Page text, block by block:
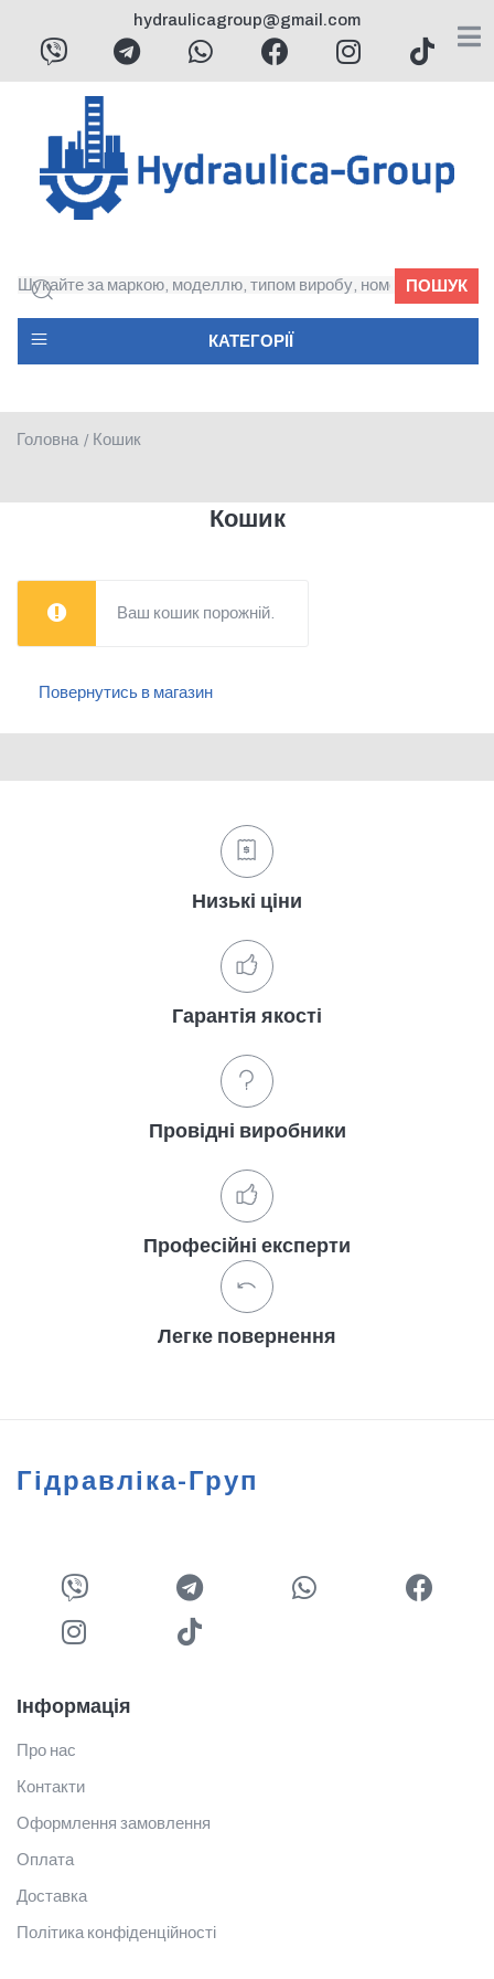
hydraulicagroup@gmail.com
КАТЕГОРІЇ
ПОШУК
Головна / Кошик
Кошик
Ваш кошик порожній.
Повернутись в магазин
Низькі ціни
Гарантія якості
Провідні виробники
Професійні експерти
Легке повернення
Гідравліка-Груп
Інформація
Про нас
Контакти
Оформлення замовлення
Оплата
Доставка
Політика конфіденційності